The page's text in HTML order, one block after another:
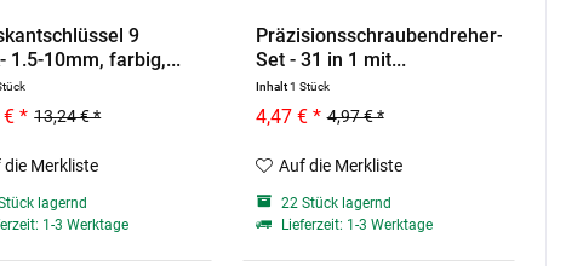
9
1.5-10mm, farbig,...
13,24 € *
€ *
die Merkliste
lagernd
1-3 Werktage
Präzisionsschraubendreher-
Set - 31 in 1 mit...
Inhalt1 Stück
4,97 € *
4,47 € *
Auf die Merkliste
22 Stück lagernd
Lieferzeit: 1-3 Werktage